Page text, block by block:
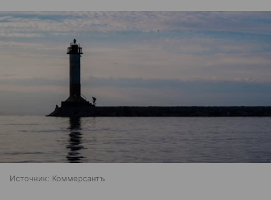
Источник: Коммерсантъ